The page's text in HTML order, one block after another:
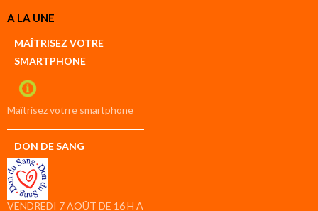
Créer
compte
compte
A LA UNE
MAÎTRISEZ VOTRE
SMARTPHONE
Maîtrisez votrre smartphone
DON DE SANG
VENDREDI 7 AOÛT DE 16 H A